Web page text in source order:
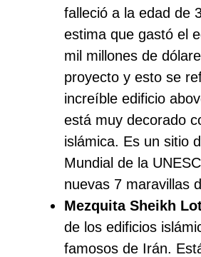
falleció a la edad de
estima que gastó el
mil millones de
proyecto y esto se
increíble edificio
está muy decorado
islámica. Es un sitio
Mundial de la
nuevas 7 maravillas
Mezquita Sheikh
de los edificios
famosos de Irán.